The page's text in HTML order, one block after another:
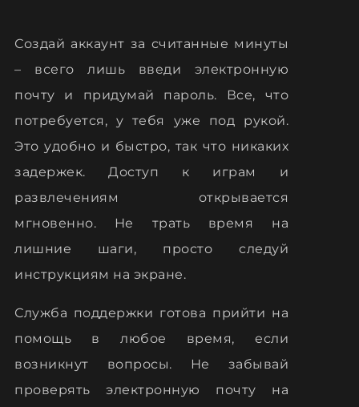
Создай аккаунт за считанные минуты
– всего лишь введи электронную
почту и придумай пароль. Все, что
потребуется, у тебя уже под рукой.
Это удобно и быстро, так что никаких
задержек. Доступ к играм и
развлечениям открывается
мгновенно. Не трать время на
лишние шаги, просто следуй
инструкциям на экране.
Служба поддержки готова прийти на
помощь в любое время, если
возникнут вопросы. Не забывай
проверять электронную почту на